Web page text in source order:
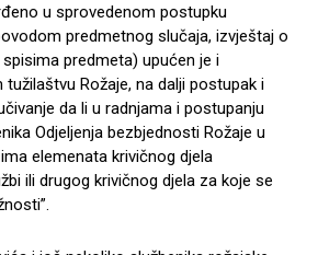
u sprovedenom postupku
predmetnog slučaja, izvještaj o
predmeta) upućen je i
Rožaje, na dalji postupak i
da li u radnjama i postupanju
Odjeljenja bezbjednosti Rožaje u
elemenata krivičnog djela
ili drugog krivičnog djela za koje se